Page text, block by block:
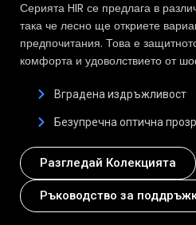
Серията HIR се предлага в
така че лесно ще откриете
предпочитания. Това е
комфорта и удоволствието от
Вградена издръжливост
Безупречна оптична
Разгледай Колекцията
Ръководство за